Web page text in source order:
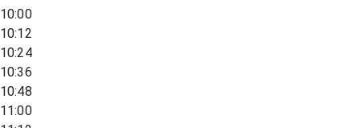
10:00
10:12
10:24
10:36
10:48
11:00